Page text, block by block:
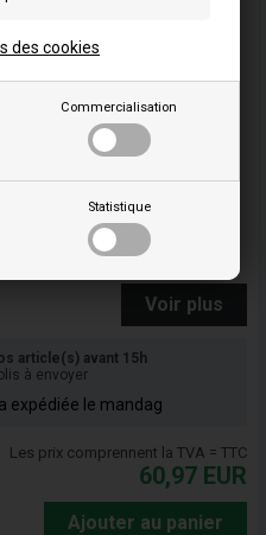
Commercialisation
Statistique
des cookies
réf : 1810007180."
Voir plus
article(s) avant 15h
à envoyer
expédiée le mandag
Les prix comprennent la TVA = TTC
60,97 EUR
Ajouter au panier